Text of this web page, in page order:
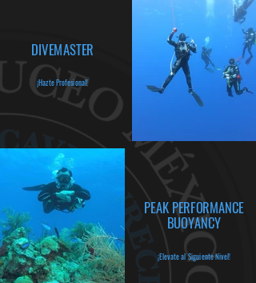
DIVEMASTER
¡Hazte Profesional!
PEAK PERFORMANCE
BUOYANCY
¡Elevate al Siguiente Nivel!